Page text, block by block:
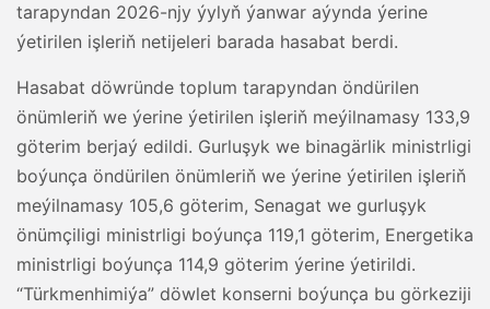
tarapyndan 2026-njy ýylyň ýanwar aýynda ýerine
ýetirilen işleriň netijeleri barada hasabat berdi.
Hasabat döwründe toplum tarapyndan öndürilen
önümleriň we ýerine ýetirilen işleriň meýilnamasy 133,9
göterim berjaý edildi. Gurluşyk we binagärlik ministrligi
boýunça öndürilen önümleriň we ýerine ýetirilen işleriň
meýilnamasy 105,6 göterim, Senagat we gurluşyk
önümçiligi ministrligi boýunça 119,1 göterim, Energetika
ministrligi boýunça 114,9 göterim ýerine ýetirildi.
“Türkmenhimiýa” döwlet konserni boýunça bu görkeziji